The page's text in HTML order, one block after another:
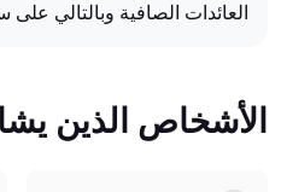
العائدات الصافية وبالتالي
الأشخاص الذين